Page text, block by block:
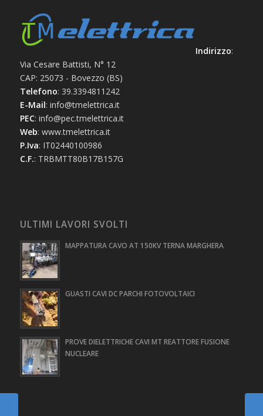
Indirizzo:
Via Cesare Battisti, N° 12
CAP: 25073 - Bovezzo (BS)
Telefono: 39.3394811242
E-Mail: info@tmelettrica.it
PEC: info@pec.tmelettrica.it
Web: www.tmelettrica.it
P.Iva: IT02440100986
C.F.: TRBMTT80B17B157G
ULTIMI LAVORI SVOLTI
MAPPATURA CAVO AT 150KV TERNA MARGHERA
GUASTI CAVI DC PARCHI FOTOVOLTAICI
PROVE DIELETTRICHE CAVI MT REATTORE FUSIONE
NUCLEARE